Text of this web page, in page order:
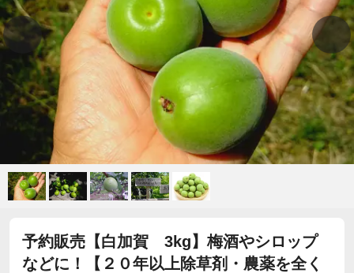
予約販売【白加賀 3kg】梅酒やシロップ
などに！【２０年以上除草剤・農薬を全く